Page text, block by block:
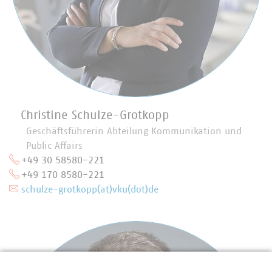
Christine Schulze-Grotkopp
Geschäftsführerin Abteilung Kommunikation und
Public Affairs
+49 30 58580-221
+49 170 8580-221
schulze-grotkopp(at)vku(dot)de